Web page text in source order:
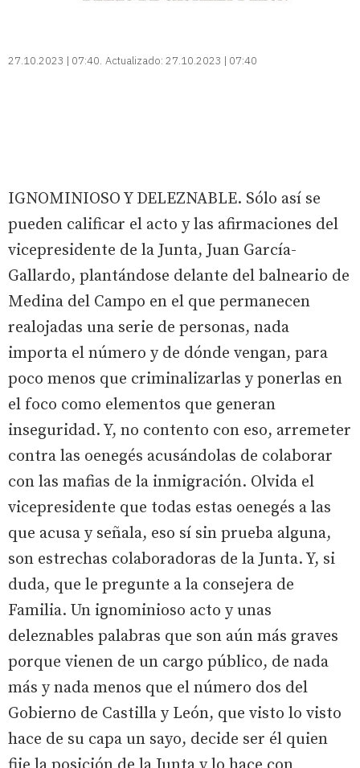
27.10.2023 | 07:40 Actualizado: 27.10.2023 | 07:40
IGNOMINIOSO Y DELEZNABLE. Sólo así se
pueden calificar el acto y las afirmaciones del
vicepresidente de la Junta, Juan García-
Gallardo, plantándose delante del balneario de
Medina del Campo en el que permanecen
realojadas una serie de personas, nada
importa el número y de dónde vengan, para
poco menos que criminalizarlas y ponerlas en
el foco como elementos que generan
inseguridad. Y, no contento con eso, arremeter
contra las oenegés acusándolas de colaborar
con las mafias de la inmigración. Olvida el
vicepresidente que todas estas oenegés a las
que acusa y señala, eso sí sin prueba alguna,
son estrechas colaboradoras de la Junta. Y, si
duda, que le pregunte a la consejera de
Familia. Un ignominioso acto y unas
deleznables palabras que son aún más graves
porque vienen de un cargo público, de nada
más y nada menos que el número dos del
Gobierno de Castilla y León, que visto lo visto
hace de su capa un sayo, decide ser él quien